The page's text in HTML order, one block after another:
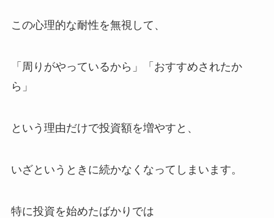
この心理的な耐性を無視して、
「周りがやっているから」「おすすめされたか
ら」
という理由だけで投資額を増やすと、
いざというときに続かなくなってしまいます。
特に投資を始めたばかりでは